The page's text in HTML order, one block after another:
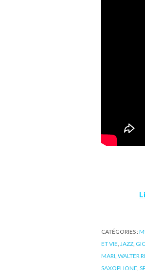
CATÉGORIES :
ET VIE, JAZZ,
MARI, WALTER
SAXOPHONE,